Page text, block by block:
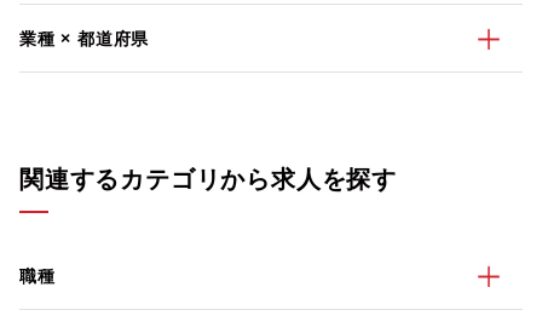
業種 × 都道府県
関連するカテゴリから求人を探す
職種